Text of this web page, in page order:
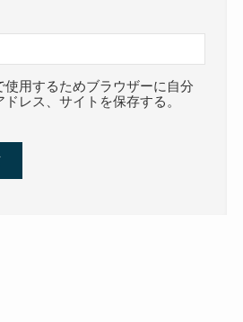
使用するためブラウザーに自分
レス、サイトを保存する。